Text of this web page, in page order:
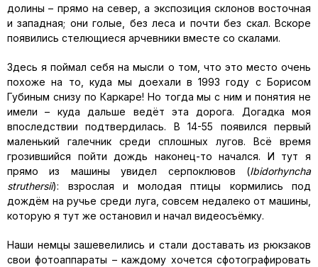
долины – прямо на север, а экспозиция склонов восточная
и западная; они голые, без леса и почти без скал. Вскоре
появились стелющиеся арчевники вместе со скалами.
Здесь я поймал себя на мысли о том, что это место очень
похоже на то, куда мы доехали в 1993 году с Борисом
Губиным снизу по Каркаре! Но тогда мы с ним и понятия не
имели – куда дальше ведёт эта дорога. Догадка моя
впоследствии подтвердилась. В 14-55 появился первый
маленький галечник среди сплошных лугов. Всё время
грозившийся пойти дождь наконец-то начался. И тут я
прямо из машины увидел серпоклювов (Ibidorhyncha
struthersii): взрослая и молодая птицы кормились под
дождём на ручье среди луга, совсем недалеко от машины,
которую я тут же остановил и начал видеосъёмку.
Наши немцы зашевелились и стали доставать из рюкзаков
свои фотоаппараты – каждому хочется сфотографировать